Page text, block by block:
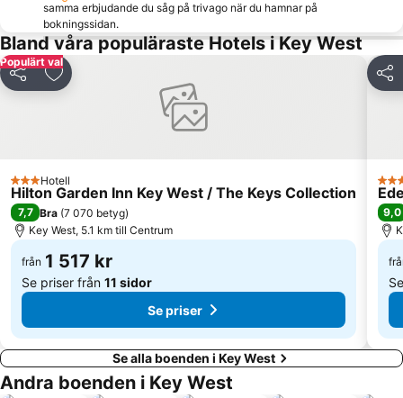
samma erbjudande du såg på trivago när du hamnar på
bokningssidan.
Bland våra populäraste Hotels i Key West
Populärt val
Dela Lägg till i Mina Favoriter
3 Stjärnor
Hotell
Hilton Garden Inn Key West / The Keys Collection
7,7 Bra (7 070 betyg)
Key West, 5.1 km till Centrum
från 1 517 kr
Se priser från 11 sidor
Se priser
Dela
3
9,0
Se alla boenden i Key West
Andra boenden i Key West